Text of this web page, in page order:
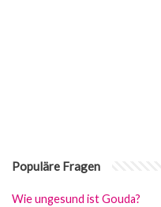
Populäre Fragen
Wie ungesund ist Gouda?